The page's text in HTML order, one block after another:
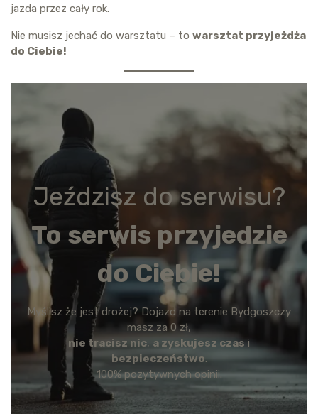
jazda przez cały rok.
Nie musisz jechać do warsztatu – to warsztat przyjeżdża
do Ciebie!
Jeździsz do serwisu?
To serwis przyjedzie
do Ciebie!
Myślisz że jest drożej? Dojazd na terenie Bydgoszczy
masz za 0 zł,
nie tracisz nic, a zyskujesz czasi
bezpieczeństwo.
100% pozytywnych opinii.